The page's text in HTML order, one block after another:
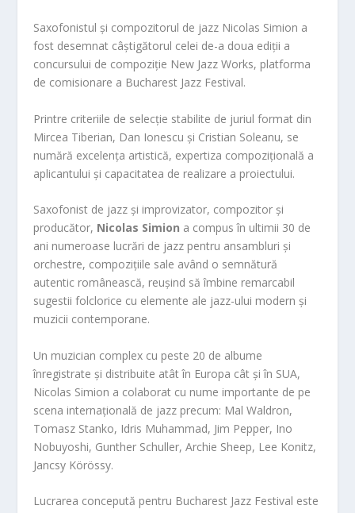
Saxofonistul și compozitorul de jazz Nicolas Simion a
fost desemnat câștigătorul celei de-a doua ediții a
concursului de compoziție New Jazz Works, platforma
de comisionare a Bucharest Jazz Festival.
Printre criteriile de selecție stabilite de juriul format din
Mircea Tiberian, Dan Ionescu și Cristian Soleanu, se
numără excelența artistică, expertiza compozițională a
aplicantului și capacitatea de realizare a proiectului.
Saxofonist de jazz și improvizator, compozitor și
producător, Nicolas Simion a compus în ultimii 30 de
ani numeroase lucrări de jazz pentru ansambluri și
orchestre, compozițiile sale având o semnătură
autentic românească, reușind să îmbine remarcabil
sugestii folclorice cu elemente ale jazz-ului modern și
muzicii contemporane.
Un muzician complex cu peste 20 de albume
înregistrate și distribuite atât în Europa cât și în SUA,
Nicolas Simion a colaborat cu nume importante de pe
scena internațională de jazz precum: Mal Waldron,
Tomasz Stanko, Idris Muhammad, Jim Pepper, Ino
Nobuyoshi, Gunther Schuller, Archie Sheep, Lee Konitz,
Jancsy Körössy.
Lucrarea concepută pentru Bucharest Jazz Festival este